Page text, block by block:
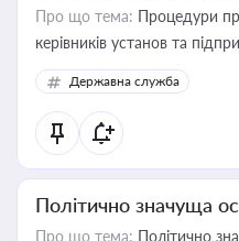
Про що тема: Процедури
керівників установ та
Державна служба
Політично значуща
Про що тема: Політично